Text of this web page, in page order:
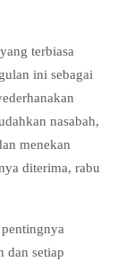
terbiasa
ini sebagai
nasabah,
menekan
diterima, rabu
dan setiap